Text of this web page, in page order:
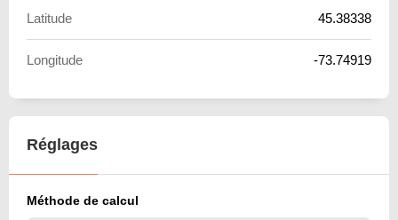
Latitude 45.38338
Longitude -73.74919
Réglages
Méthode de calcul